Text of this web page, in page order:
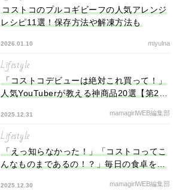
コストコのプルコギビーフの人気アレンジ
レシピ11選！保存方法や解凍方法も
2026.01.10 miyulna
Lifestyle
「コストコデビューは絶対これ買って！」
人気YouTuberが教える神商品20選【第2
2025.12.31 mamagirlWEB編集部
Lifestyle
「えっ知らなかった！」「コストコってこ
んなものまであるの！？」毎日の食卓を豪
2025.12.30 mamagirlWEB編集部